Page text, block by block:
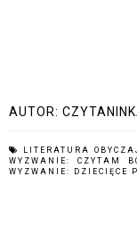
AUTOR:
LITERATURA
WYZWANIE: CZYTAM
WYZWANIE: DZIECIĘCE